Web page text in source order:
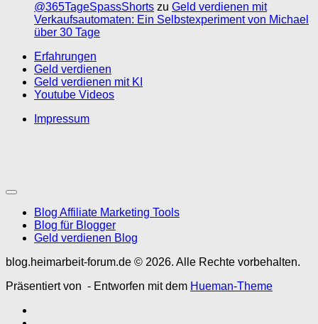
@365TageSpassShorts zu Geld verdienen mit
Verkaufsautomaten: Ein Selbstexperiment von Michael
über 30 Tage
Erfahrungen
Geld verdienen
Geld verdienen mit KI
Youtube Videos
Impressum
Blog Affiliate Marketing Tools
Blog für Blogger
Geld verdienen Blog
blog.heimarbeit-forum.de © 2026. Alle Rechte vorbehalten.
Präsentiert von - Entworfen mit dem Hueman-Theme